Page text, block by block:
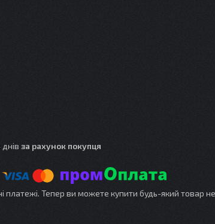
за рахунок покупця
платежі. Тепер ви можете купити будь-який товар не